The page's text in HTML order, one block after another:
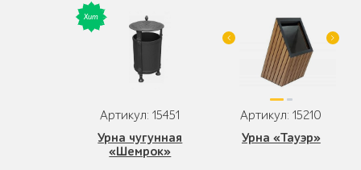
Артикул: 15451
Урна чугунная
«Шемрок»
Артикул: 15210
Урна «Тауэр»